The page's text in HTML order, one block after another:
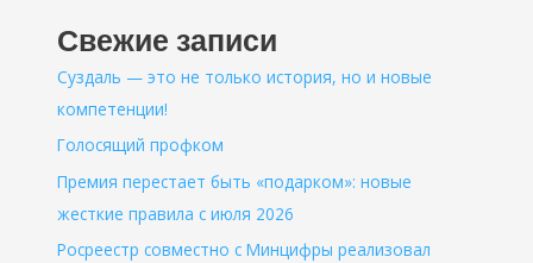
Свежие записи
Суздаль — это не только история, но и новые
компетенции!
Голосящий профком
Премия перестает быть «подарком»: новые
жесткие правила с июля 2026
Росреестр совместно с Минцифры реализовал